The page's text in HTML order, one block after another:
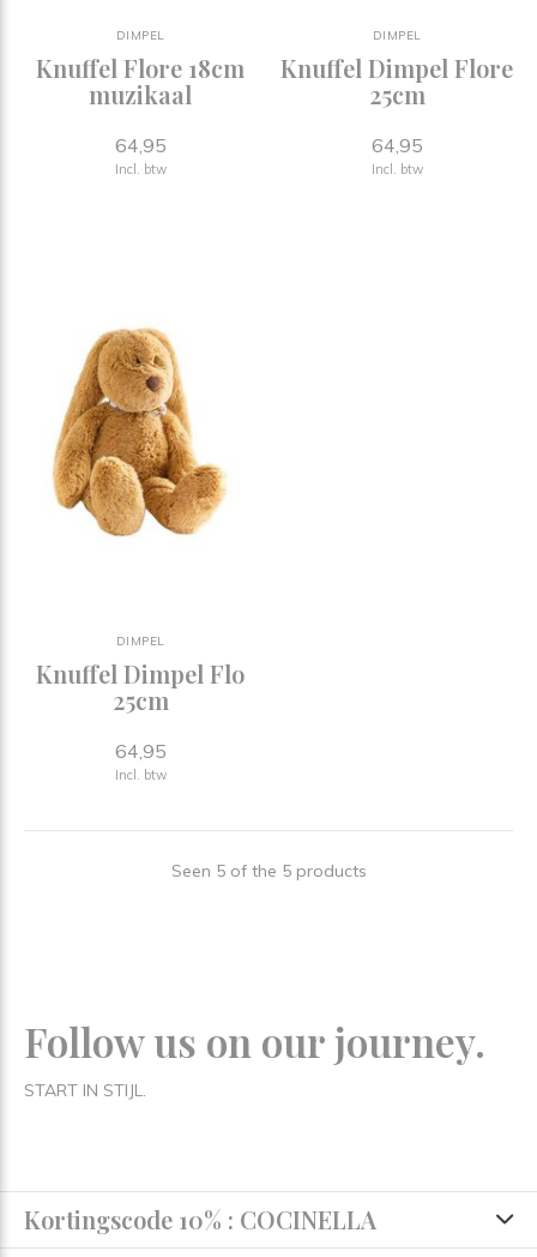
DIMPEL
Knuffel Flore 18cm
muzikaal
64,95
Incl. btw
DIMPEL
Knuffel Dimpel Flore
25cm
64,95
Incl. btw
DIMPEL
Knuffel Dimpel Flo
25cm
64,95
Incl. btw
Seen 5 of the 5 products
Follow us on our journey.
START IN STIJL.
Kortingscode 10% : COCINELLA